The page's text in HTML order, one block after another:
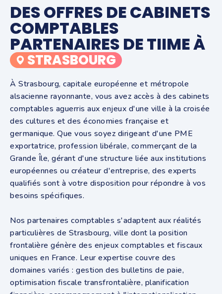
DES OFFRES DE CABINETS
COMPTABLES
PARTENAIRES DE TIIME À
STRASBOURG
À Strasbourg, capitale européenne et métropole
alsacienne rayonnante, vous avez accès à des cabinets
comptables aguerris aux enjeux d'une ville à la croisée
des cultures et des économies française et
germanique. Que vous soyez dirigeant d'une PME
exportatrice, profession libérale, commerçant de la
Grande Île, gérant d'une structure liée aux institutions
européennes ou créateur d'entreprise, des experts
qualifiés sont à votre disposition pour répondre à vos
besoins spécifiques.
Nos partenaires comptables s'adaptent aux réalités
particulières de Strasbourg, ville dont la position
frontalière génère des enjeux comptables et fiscaux
uniques en France. Leur expertise couvre des
domaines variés : gestion des bulletins de paie,
optimisation fiscale transfrontalière, planification